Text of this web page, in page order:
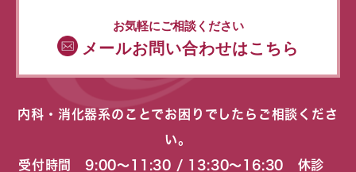
お気軽にご相談ください
メールお問い合わせはこちら
内科・消化器系のことでお困りでしたらご相談くださ
い。
受付時間 9:00〜11:30 / 13:30〜16:30 休診